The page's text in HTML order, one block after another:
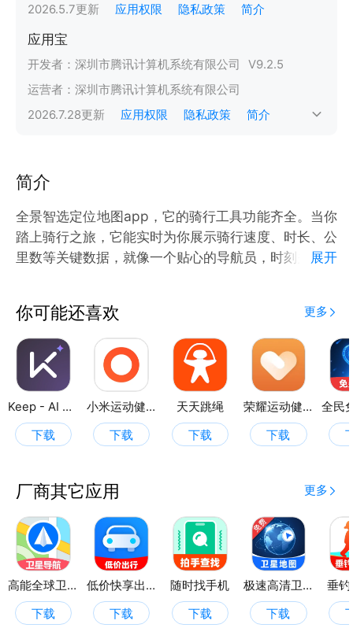
2026.5.7更新 应用权限 隐私政策 简介
应用宝
开发者： 深圳市腾讯计算机系统有限公司 V9.2.5
运营者： 深圳市腾讯计算机系统有限公司
2026.7.28更新 应用权限 隐私政策 简介
简介
全景智选定位地图app，它的骑行工具功能齐全。当你
踏上骑行之旅，它能实时为你展示骑行速度、时长、公
里数等关键数据，就像一个贴心的导航员，时刻关注着
线。
骑行数据统计功能更是让人眼前一亮。以图表形式将你
的骑行数据直观地呈现出来。你可以看到自己的骑行距
离、速度等详细信息，通过对比不同时期的数据，你可
以清晰地了解自己的进步，更有动力去挑战自我。
当然，骑行安全和技巧同样重要。全景智选定位地图
APP还贴心地提供了丰富的骑行科普内容。在这里，你
你在骑行中更加安全、自信。
全景智选定位地图APP，是你骑行路上的得力助手，陪
伴你探索更多的风景，享受骑行的乐趣。
展开
你可能还喜欢 更多
Keep - AI 运动教练
下载
小米运动健康
下载
天天跳绳
下载
荣耀运动健康
下载
厂商其它应用 更多
高能全球卫星导航
下载
低价快享出行
下载
随时找手机
下载
极速高清卫星地图
下载
垂